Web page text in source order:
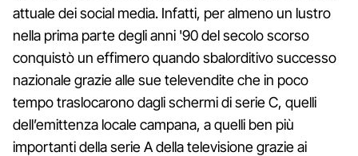
attuale dei social media. Infatti, per almeno un lustro
nella prima parte degli anni '90 del secolo scorso
conquistò un effimero quando sbalorditivo successo
nazionale grazie alle sue televendite che in poco
tempo traslocarono dagli schermi di serie C, quelli
dell’emittenza locale campana, a quelli ben più
importanti della serie A della televisione grazie ai